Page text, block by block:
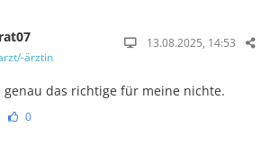
ärztin
13.08.2025, 14:53
genau das richtige für meine nichte.
0